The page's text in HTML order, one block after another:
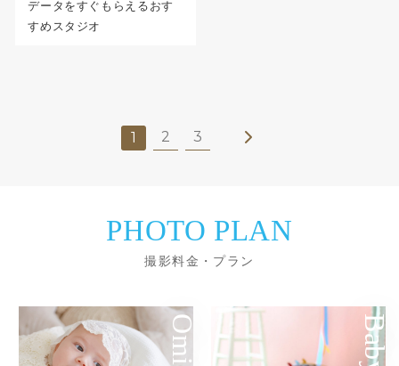
データをすぐもらえるおす
すめスタジオ
1 2 3
PHOTO PLAN
撮影料金・プラン
Baby